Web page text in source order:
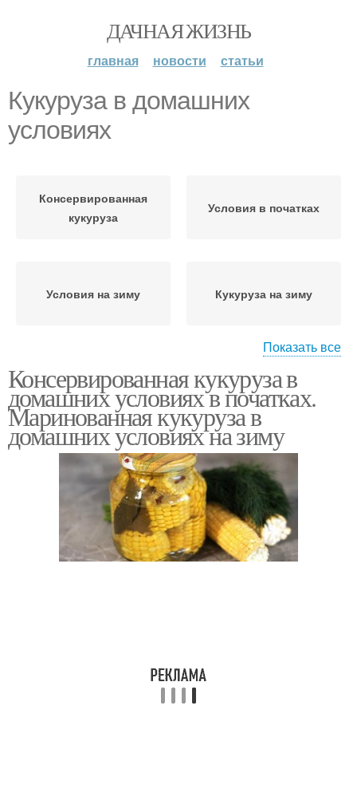
ДАЧНАЯ ЖИЗНЬ
главная новости статьи
Кукуруза в домашних
условиях
Консервированная
кукуруза
Условия в початках
Условия на зиму Кукуруза на зиму
заморозки
Показать все
Консервированная кукуруза в
домашних условиях в початках.
Маринованная кукуруза в
домашних условиях на зиму